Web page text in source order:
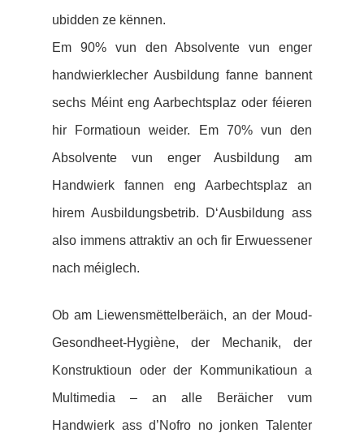
ubidden ze kënnen.
Em 90% vun den Absolvente vun enger
handwierklecher Ausbildung fanne bannent
sechs Méint eng Aarbechtsplaz oder féieren
hir Formatioun weider. Em 70% vun den
Absolvente vun enger Ausbildung am
Handwierk fannen eng Aarbechtsplaz an
hirem Ausbildungsbetrib. D‘Ausbildung ass
also immens attraktiv an och fir Erwuessener
nach méiglech.
Ob am Liewensmëttelberäich, an der Moud-
Gesondheet-Hygiène, der Mechanik, der
Konstruktioun oder der Kommunikatioun a
Multimedia – an alle Beräicher vum
Handwierk ass d’Nofro no jonken Talenter